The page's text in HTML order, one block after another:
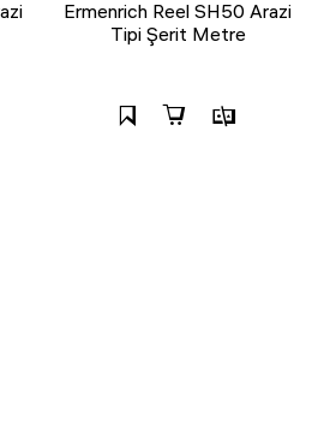
Ermenrich Reel SH50 Arazi
Tipi Şerit Metre